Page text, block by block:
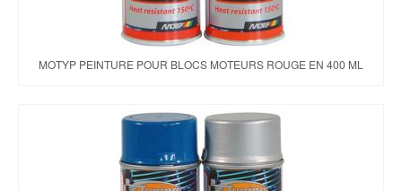
MOTYP PEINTURE POUR BLOCS MOTEURS ROUGE EN 400 ML